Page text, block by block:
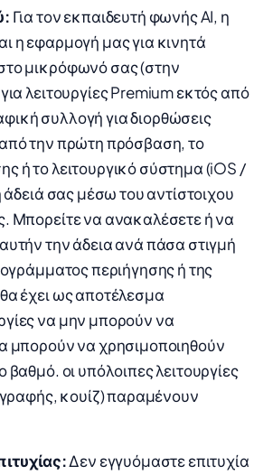
Για τον εκπαιδευτή φωνής AI, η
η εφαρμογή μας για κινητά
μικρόφωνό σας (στην
λειτουργίες Premium εκτός από
συλλογή για διορθώσεις
την πρώτη πρόσβαση, το
ή το λειτουργικό σύστημα (iOS /
σας μέσω του αντίστοιχου
Μπορείτε να ανακαλέσετε ή να
την άδεια ανά πάσα στιγμή
περιήγησης ή της
έχει ως αποτέλεσμα
να μην μπορούν να
μπορούν να χρησιμοποιηθούν
οι υπόλοιπες λειτουργίες
κουίζ) παραμένουν
Δεν εγγυόμαστε επιτυχία